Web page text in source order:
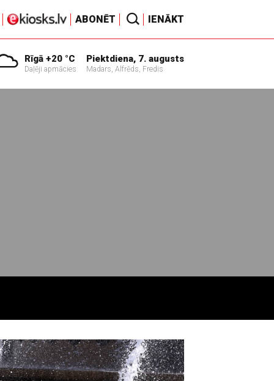
ABONĒT IENĀKT
Rīgā +20 °C
Daļēji apmācies
Piektdiena, 7. augusts
Madars, Alfrēds, Fredis